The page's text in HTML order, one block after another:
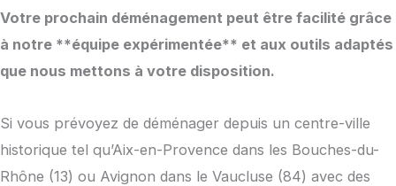
Votre prochain déménagement peut être facilité grâce
à notre **équipe expérimentée** et aux outils adaptés
que nous mettons à votre disposition.
Si vous prévoyez de déménager depuis un centre-ville
historique tel qu’Aix-en-Provence dans les Bouches-du-
Rhône (13) ou Avignon dans le Vaucluse (84) avec des